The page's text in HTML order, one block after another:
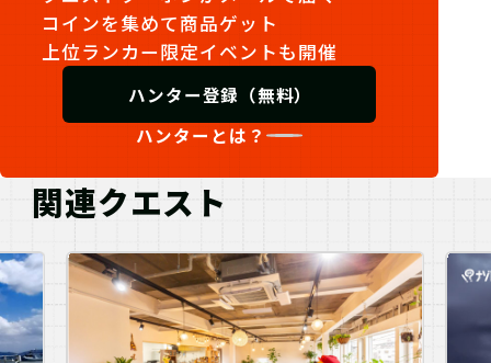
コインを集めて商品ゲット
上位ランカー限定イベントも開催
ハンター登録（無料）
ハンターとは？
関連クエスト